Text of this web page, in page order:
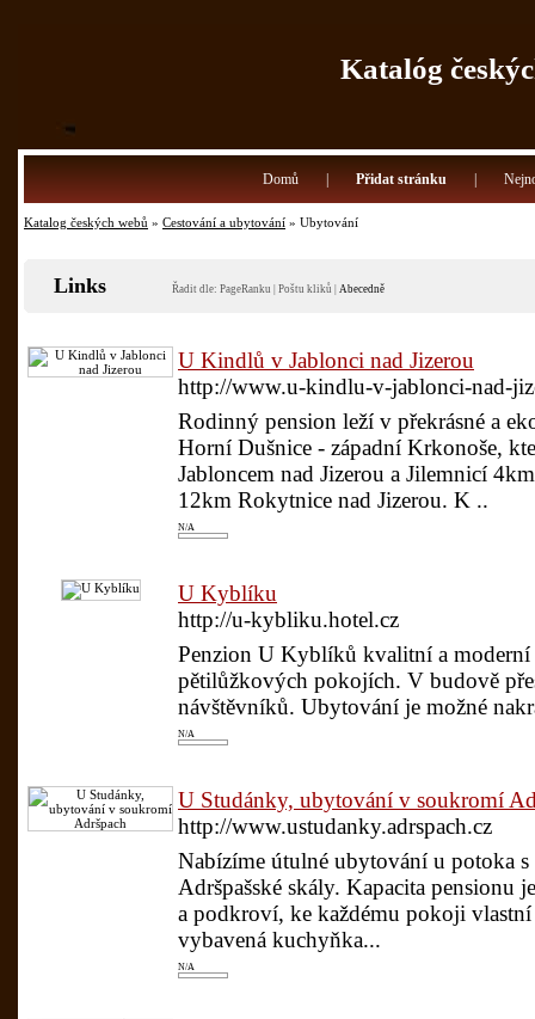
Katalóg
Domů Přidat stránku
Katalog českých webů » Cestování a ubytování » Ubytování
Links Řadit dle: PageRanku Poštu kliků Abecedně
U Kindlů v Jablonci nad Jizerou
http://www.u-kindlu-v-jablonci-nad-
Rodinný pension leží v překrásné a
Horní Dušnice - západní Krkonoše,
Jabloncem nad Jizerou a Jilemnicí
12km Rokytnice nad Jizerou. K ..
N/A
U Kyblíku
http://u-kybliku.hotel.cz
Penzion U Kyblíků kvalitní a
pětilůžkových pokojích. V budově
návštěvníků. Ubytování je možné
N/A
U Studánky, ubytování v soukromí
http://www.ustudanky.adrspach.cz
Nabízíme útulné ubytování u potoka
Adršpašské skály. Kapacita
a podkroví, ke každému pokoji
vybavená kuchyňka...
N/A